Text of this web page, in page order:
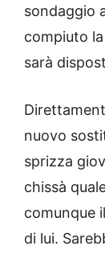
sondaggio
compiuto
sarà
nuovo
sprizza
chissà
comunque
di lui.